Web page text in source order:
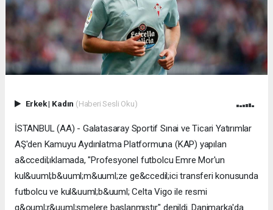
Erkek| Kadın (Haberi Sesli Oku)
İSTANBUL (AA) - Galatasaray Sportif Sınai ve Ticari Yatırımlar
AŞ'den Kamuyu Aydınlatma Platformuna (KAP) yapılan
a&ccedil;ıklamada, "Profesyonel futbolcu Emre Mor'un
kul&uuml;b&uuml;m&uuml;ze ge&ccedil;ici transferi konusunda
futbolcu ve kul&uuml;b&uuml; Celta Vigo ile resmi
g&ouml;r&uuml;şmelere başlanmıştır." denildi. Danimarka'da